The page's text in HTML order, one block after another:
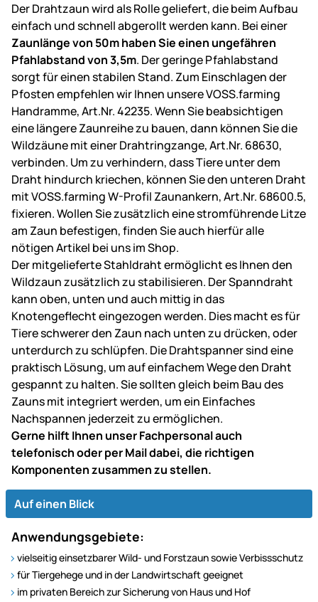
Der Drahtzaun wird als Rolle geliefert, die beim Aufbau
einfach und schnell abgerollt werden kann. Bei einer
Zaunlänge von 50m haben Sie einen ungefähren
Pfahlabstand von 3,5m. Der geringe Pfahlabstand
sorgt für einen stabilen Stand. Zum Einschlagen der
Pfosten empfehlen wir Ihnen unsere VOSS.farming
Handramme, Art.Nr. 42235. Wenn Sie beabsichtigen
eine längere Zaunreihe zu bauen, dann können Sie die
Wildzäune mit einer Drahtringzange, Art.Nr. 68630,
verbinden. Um zu verhindern, dass Tiere unter dem
Draht hindurch kriechen, können Sie den unteren Draht
mit VOSS.farming W-Profil Zaunankern, Art.Nr. 68600.5,
fixieren. Wollen Sie zusätzlich eine stromführende Litze
am Zaun befestigen, finden Sie auch hierfür alle
nötigen Artikel bei uns im Shop.
Der mitgelieferte Stahldraht ermöglicht es Ihnen den
Wildzaun zusätzlich zu stabilisieren. Der Spanndraht
kann oben, unten und auch mittig in das
Knotengeflecht eingezogen werden. Dies macht es für
Tiere schwerer den Zaun nach unten zu drücken, oder
unterdurch zu schlüpfen. Die Drahtspanner sind eine
praktisch Lösung, um auf einfachem Wege den Draht
gespannt zu halten. Sie sollten gleich beim Bau des
Zauns mit integriert werden, um ein Einfaches
Nachspannen jederzeit zu ermöglichen.
Gerne hilft Ihnen unser Fachpersonal auch
telefonisch oder per Mail dabei, die richtigen
Komponenten zusammen zu stellen.
Auf einen Blick
Anwendungsgebiete:
vielseitig einsetzbarer Wild- und Forstzaun sowie Verbissschutz
für Tiergehege und in der Landwirtschaft geeignet
im privaten Bereich zur Sicherung von Haus und Hof